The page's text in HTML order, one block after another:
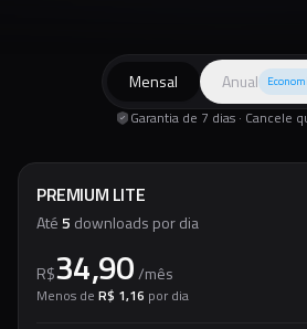
Mensal Anual
Garantia de 7 dias · Cancele
PREMIUM LITE
Até5 downloads por dia
R$34,90 /mês
Menos de R$ 1,16 por dia